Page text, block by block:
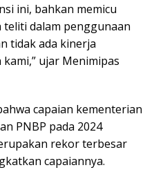
ini, bahkan memicu
dalam penggunaan
tidak ada kinerja
ujar Menimipas
capaian kementerian
PNBP pada 2024
rekor terbesar
capaiannya.